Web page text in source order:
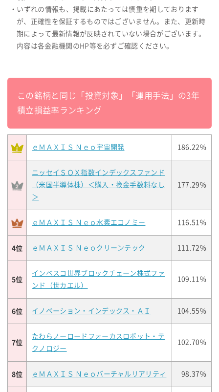
・いずれの情報も、掲載にあたっては慎重を期しております
が、正確性を保証するものではございません。また、更新時
期によって最新情報が反映されていない場合がございます。
内容は各金融機関のHP等を必ずご確認ください。
この銘柄と同じ「投資対象」「運用手法」の3年
積立損益率ランキング
ｅＭＡＸＩＳ Ｎｅｏ宇宙開発 186.22%
ニッセイＳＯＸ指数インデックスファンド
（米国半導体株）＜購入・換金手数料なし
＞
177.29%
ｅＭＡＸＩＳ Ｎｅｏ水素エコノミー 116.51%
4位 ｅＭＡＸＩＳ Ｎｅｏクリーンテック 111.72%
5位
インベスコ世界ブロックチェーン株式ファ
ンド（世カエル）
109.11%
6位 イノベーション・インデックス・ＡＩ 104.55%
7位
たわらノーロードフォーカスロボット・テ
クノロジー
102.70%
8位 ｅＭＡＸＩＳ Ｎｅｏバーチャルリアリティ 98.37%